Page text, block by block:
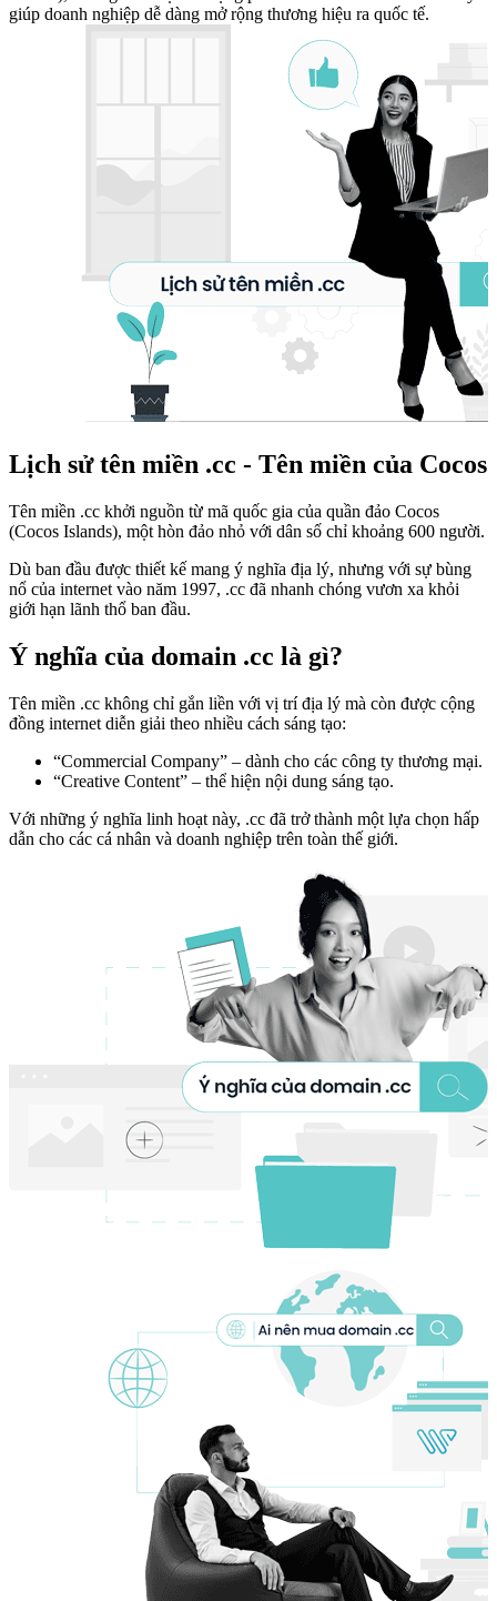
giúp doanh nghiệp dễ dàng mở rộng thương hiệu ra quốc tế.
Lịch sử tên miền .cc - Tên miền của Cocos
Tên miền .cc khởi nguồn từ mã quốc gia của quần đảo Cocos
(Cocos Islands), một hòn đảo nhỏ với dân số chỉ khoảng 600 người.
Dù ban đầu được thiết kế mang ý nghĩa địa lý, nhưng với sự bùng
nổ của internet vào năm 1997, .cc đã nhanh chóng vươn xa khỏi
giới hạn lãnh thổ ban đầu.
Ý nghĩa của domain .cc là gì?
Tên miền .cc không chỉ gắn liền với vị trí địa lý mà còn được cộng
đồng internet diễn giải theo nhiều cách sáng tạo:
“Commercial Company” – dành cho các công ty thương mại.
“Creative Content” – thể hiện nội dung sáng tạo.
Với những ý nghĩa linh hoạt này, .cc đã trở thành một lựa chọn hấp
dẫn cho các cá nhân và doanh nghiệp trên toàn thế giới.